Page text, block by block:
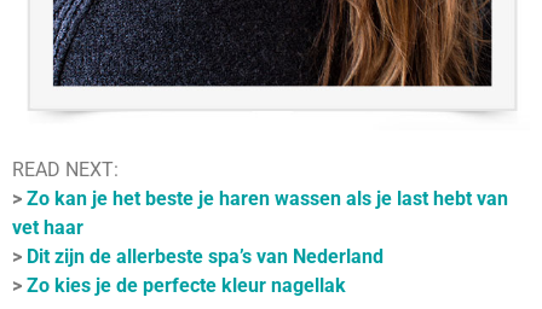
READ NEXT:
> Zo kan je het beste je haren wassen als je last hebt van
vet haar
> Dit zijn de allerbeste spa’s van Nederland
> Zo kies je de perfecte kleur nagellak